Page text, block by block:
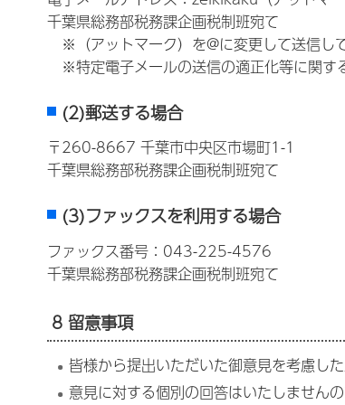
千葉県総務部税務課企画税制班宛て
※（アットマーク）を@に変更して送信し
※特定電子メールの送信の適正化等に関す
(2)郵送する場合
〒260-8667 千葉市中央区市場町1-1
千葉県総務部税務課企画税制班宛て
(3)ファックスを利用する場合
ファックス番号：043-225-4576
千葉県総務部税務課企画税制班宛て
8 留意事項
皆様から提出いただいた御意見を考慮し
意見に対する個別の回答はいたしませんの